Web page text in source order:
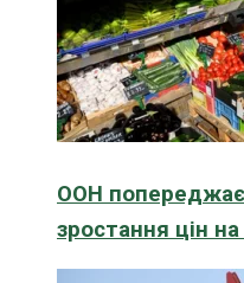
ООН
зростання цін